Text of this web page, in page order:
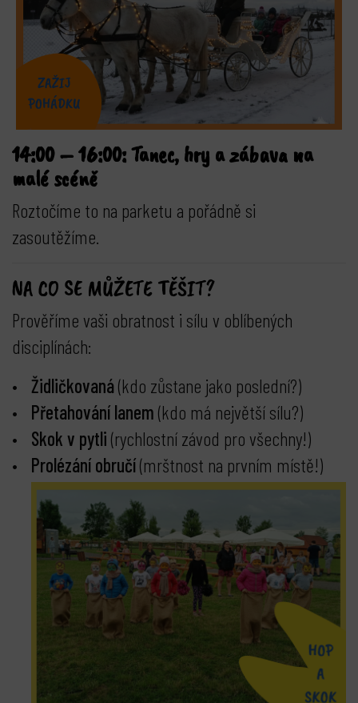
14:00 – 16:00: Tanec, hry a zábava na
malé scéně
Roztočíme to na parketu a pořádně si
zasoutěžíme.
NA CO SE MŮŽETE TĚŠIT?
Prověříme vaši obratnost i sílu v oblíbených
disciplínách:
Židličkovaná (kdo zůstane jako poslední?)
Přetahování lanem (kdo má největší sílu?)
Skok v pytli (rychlostní závod pro všechny!)
Prolézání obručí(mrštnost na prvním místě!)